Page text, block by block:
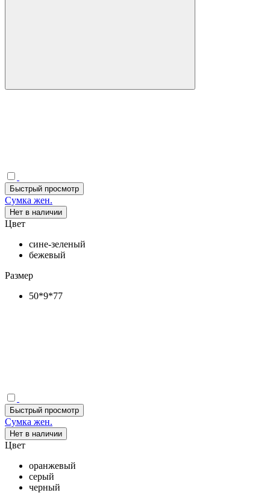
Быстрый просмотр
Сумка жен.
Нет в наличии
Цвет
сине-зеленый
бежевый
Размер
50*9*77
Быстрый просмотр
Сумка жен.
Нет в наличии
Цвет
оранжевый
серый
черный